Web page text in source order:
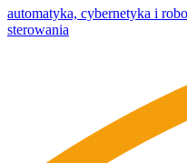
automatyka, cybernetyka i
sterowania